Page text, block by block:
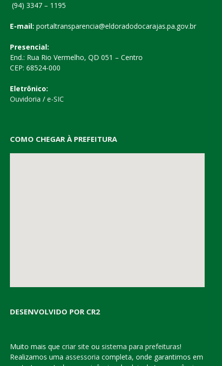
(94) 3347 – 1195
E-mail: portaltransparencia@eldoradodocarajas.pa.gov.br
Presencial:
End.: Rua Rio Vermelho, QD 051 – Centro
CEP: 68524-000
Eletrônico:
Ouvidoria / e-SIC
COMO CHEGAR À PREFEITURA
DESENVOLVIDO POR CR2
Muito mais que criar site ou sistema para prefeituras!
Realizamos uma assessoria completa, onde garantimos em